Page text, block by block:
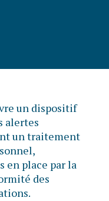
un dispositif
alertes
un traitement
en place par la
des